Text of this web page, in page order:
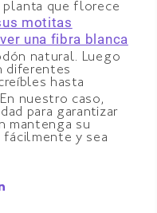
planta que florece
motitas
una fibra blanca
natural. Luego
diferentes
hasta
nuestro caso,
para garantizar
mantenga su
fácilmente y sea